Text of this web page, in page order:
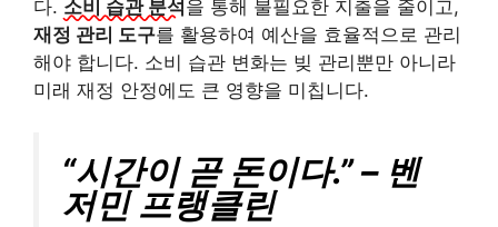
다. 소비 습관 분석을 통해 불필요한 지출을 줄이고,
재정 관리 도구를 활용하여 예산을 효율적으로 관리
해야 합니다. 소비 습관 변화는 빚 관리뿐만 아니라
미래 재정 안정에도 큰 영향을 미칩니다.
“시간이 곧 돈이다.” – 벤
저민 프랭클린